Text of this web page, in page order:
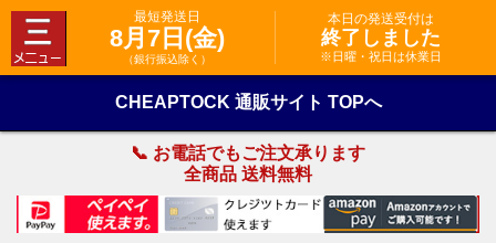
最短発送日
8月7日(金)
（銀行振込除く）
本日の発送受付は
終了しました
※日曜・祝日は休業日
CHEAPTOCK 通販サイト TOPへ
📞 お電話でもご注文承ります
全商品 送料無料